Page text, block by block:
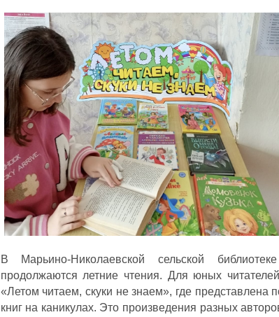
В Марьино-Николаевской сельской
продолжаются летние чтения. Для юных
«Летом читаем, скуки не знаем», где
книг на каникулах. Это произведения разных